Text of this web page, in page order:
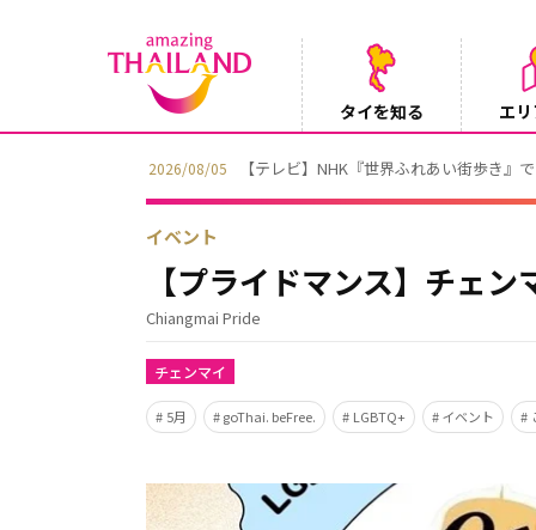
タイを知る エ
2026/08/05 【テレビ】NHK『世界ふれあい街歩き』
イベント
【プライドマンス】チェ
Chiangmai Pride
チェンマイ
5月 goThai. beFree. LGBTQ+ イベント